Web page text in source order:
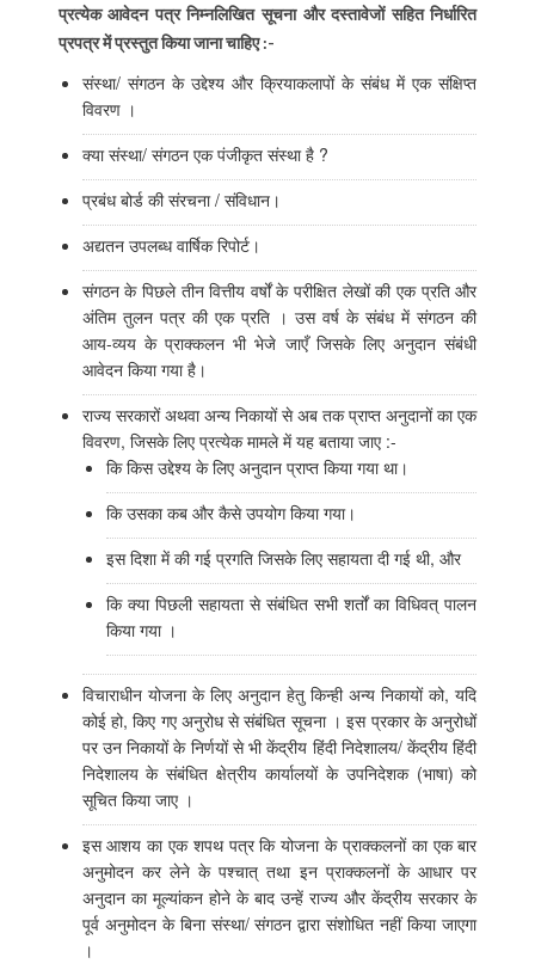
प्रत्येक आवेदन पत्र निम्‍नलिखित सूचना और दस्तावेजों सहित निर्धारित
प्रपत्र में प्रस्तुत किया जाना चाहिए :-
संस्था/ संगठन के उद्देश्य और क्रियाकलापों के संबंध में एक संक्षिप्त
विवरण ।
क्या संस्था/ संगठन एक पंजीकृत संस्था है ?
प्रबंध बोर्ड की संरचना / संविधान।
अद्यतन उपलब्ध वार्षिक रिपोर्ट।
संगठन के पिछले तीन वित्तीय वर्षों के परीक्षित लेखों की एक प्रति और
अंतिम तुलन पत्र की एक प्रति । उस वर्ष के संबंध में संगठन की
आय-व्यय के प्राक्कलन भी भेजे जाएँ जिसके लिए अनुदान संबंधी
आवेदन किया गया है।
राज्य सरकारों अथवा अन्य निकायों से अब तक प्राप्त अनुदानों का एक
विवरण, जिसके लिए प्रत्येक मामले में यह बताया जाए :-
कि किस उद्देश्य के लिए अनुदान प्राप्त किया गया था।
कि उसका कब और कैसे उपयोग किया गया।
इस दिशा में की गई प्रगति जिसके लिए सहायता दी गई थी, और
कि क्या पिछली सहायता से संबंधित सभी शर्तों का विधिवत् पालन
किया गया ।
विचाराधीन योजना के लिए अनुदान हेतु किन्ही अन्य निकायों को, यदि
कोई हो, किए गए अनुरोध से संबंधित सूचना । इस प्रकार के अनुरोधों
पर उन निकायों के निर्णयों से भी केंद्रीय हिंदी निदेशालय/ केंद्रीय हिंदी
निदेशालय के संबंधित क्षेत्रीय कार्यालयों के उपनिदेशक (भाषा) को
सूचित किया जाए ।
इस आशय का एक शपथ पत्र कि योजना के प्राक्कलनों का एक बार
अनुमोदन कर लेने के पश्चात् तथा इन प्राक्कलनों के आधार पर
अनुदान का मूल्यांकन होने के बाद उन्हें राज्य और केंद्रीय सरकार के
पूर्व अनुमोदन के बिना संस्था/ संगठन द्वारा संशोधित नहीं किया जाएगा
।